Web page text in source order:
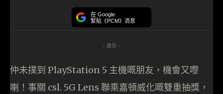
在 Google
緊貼《PCM》消息
- 廣告 -
仲未撲到 PlayStation 5 主機嘅朋友，機會又嚟
喇！事關 csl. 5G Lens 聯乘嘉頓威化嘅雙重抽獎，